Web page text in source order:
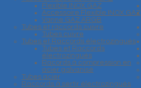
Flexible INOX GAZ
Accessoire Flexible INOX GAZ
Vanne GAZ ARGB
Tubes et raccords cuivre
Tubes cuivre
Tubes et Raccords électrozingués
Tubes et Raccords
électrozingués
Racords à compression en
acier galvanisé
Tubes acier
Raccords à sertir électrozingués